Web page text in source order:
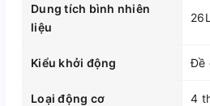
Dung tích bình nhiên
liệu
26L
Kiểu khởi động Đề
Loại động cơ 4